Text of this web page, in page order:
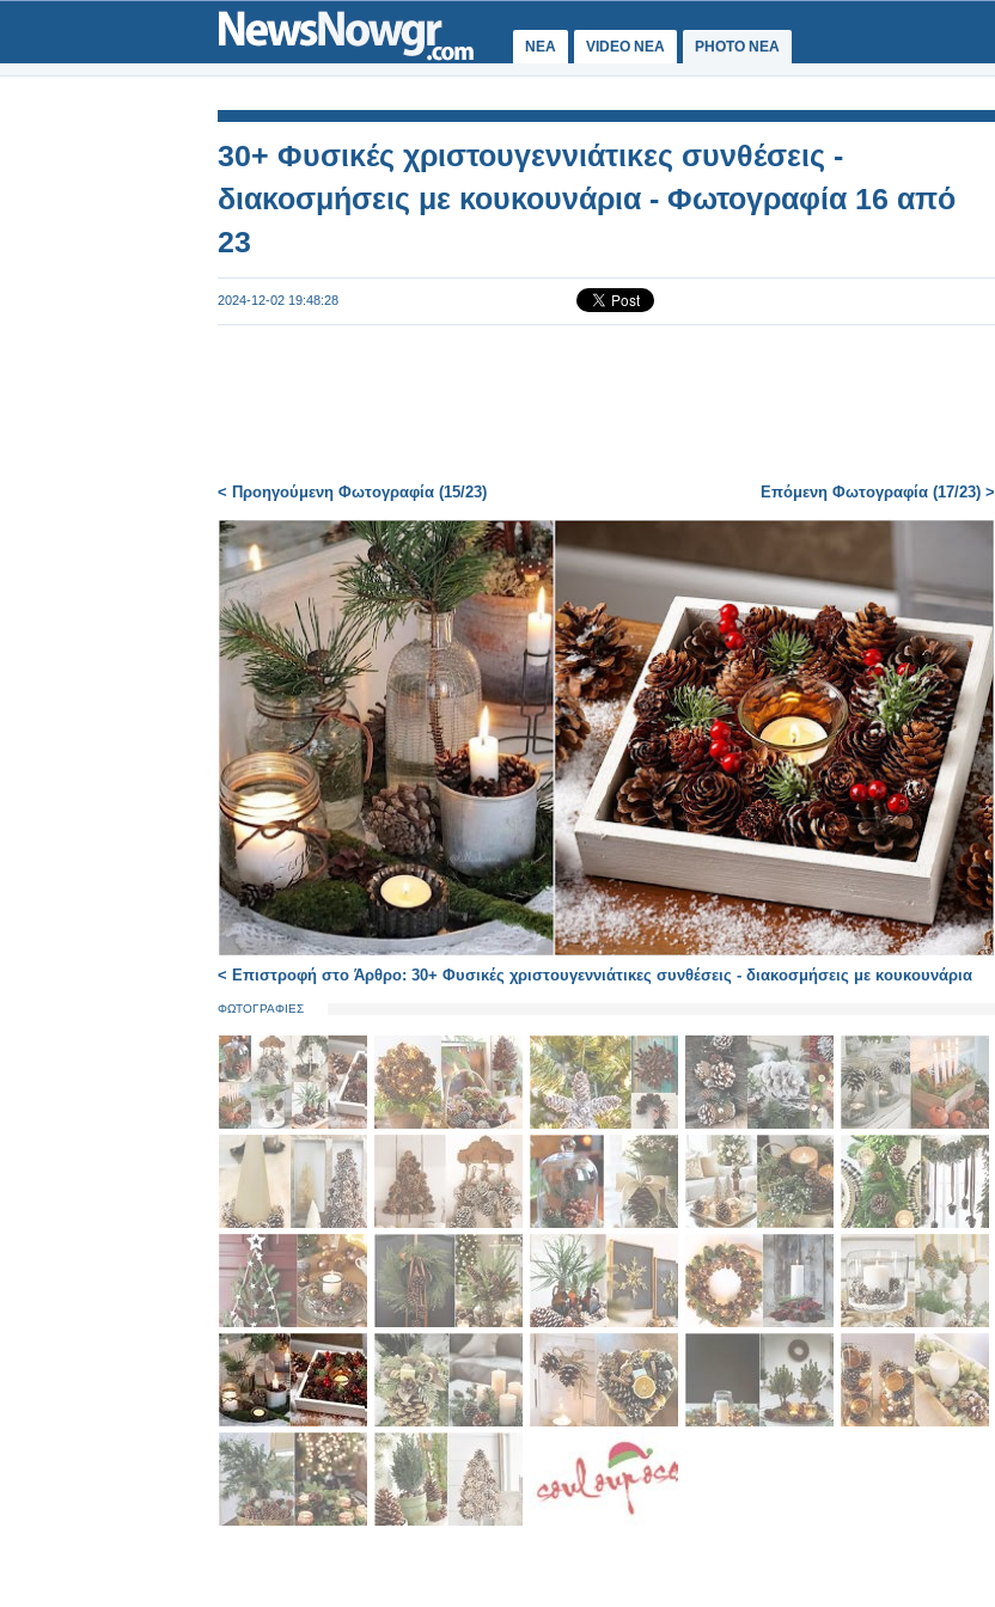
ΝΕΑ VIDEO NEA PHOTO NEA
30+ Φυσικές χριστουγεννιάτικες συνθέσεις -
διακοσμήσεις με κουκουνάρια - Φωτογραφία 16 από
23
2024-12-02 19:48:28
< Προηγούμενη Φωτογραφία (15/23) Επόμενη Φωτογραφία (17/23) >
< Επιστροφή στο Άρθρο: 30+ Φυσικές χριστουγεννιάτικες συνθέσεις - διακοσμήσεις με κουκουνάρια
ΦΩΤΟΓΡΑΦΙΕΣ